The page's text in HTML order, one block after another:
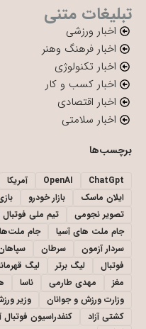
تبلیغات متنی
اخبار ورزشی
اخبار فرهنگ وهنر
اخبار تکنولوژی
اخبار کسب و کار
اخبار اقتصادی
اخبار سلامتی
برچسب‌ها
ChatGpt
OpenAI آمریکا
ایلان ماسک
بازار خودرو
تصویر نجومی
تیم ملی فوتبال
جام ملت های آسیا
جام
سردار آزمون
سرطان
فوتبال
لیگ برتر لیگ
مغز
مهدی طارمی ناسا
وزارت ورزش و جوانان
وزیر
کشتی آزاد
کنفدراسیون فوتبال